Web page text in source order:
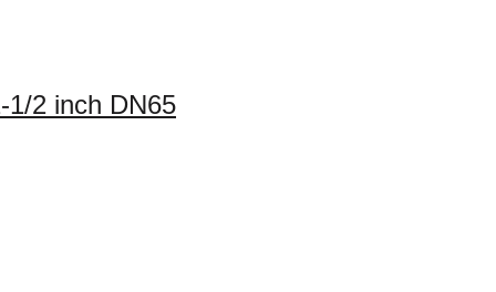
1/2 inch DN65